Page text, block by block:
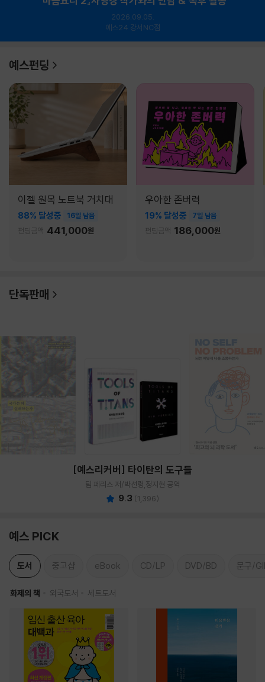
2026.09.05.
예스24 강서NC점
예스펀딩
이젤 원목 노트북 거치대
88% 달성중 16일 남음
펀딩금액 441,000원
우아한 존버력
19% 달성중 7일 남음
펀딩금액 186,000원
단독판매
[예스리커버] 타이탄의 도구들
팀 페리스 저/박선령,정지현 공역
9.3 (1,396)
예스 PICK
도서 중고샵 eBook CD/LP DVD/BD 문구/
화제의 책 외국도서 세트도서